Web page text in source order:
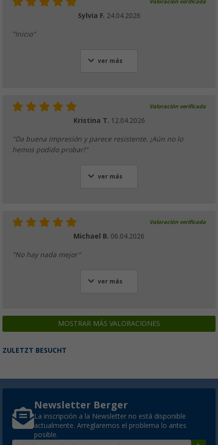
Valoración verificada
Sylvia F. 24.04.2026
"Inicio"
ver más
Valoración verificada
Kristina T. 12.04.2026
"Da buena impresión y parece resistente. ¡Aún no lo
hemos podido probar!"
ver más
Valoración verificada
Michael B. 06.04.2026
"No hay nada mejor"
ver más
MOSTRAR MÁS VALORACIONES
ZULETZT BESUCHT
Newsletter Berger
La inscripción a la Newsletter no está disponible
actualmente. Arreglaremos el problema lo antes
posible.